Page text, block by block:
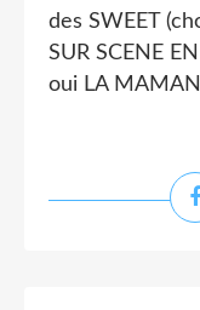
des SWEET
SUR SCENE
oui LA